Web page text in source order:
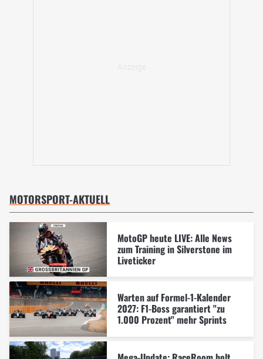
MOTORSPORT-AKTUELL
MotoGP heute LIVE: Alle News
zum Training in Silverstone im
Liveticker
Warten auf Formel-1-Kalender
2027: F1-Boss garantiert "zu
1.000 Prozent" mehr Sprints